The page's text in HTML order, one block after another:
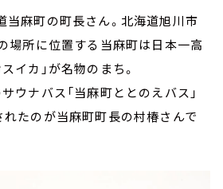
当麻町の町長さん。北海道旭川市
場所に位置する当麻町は日本一高
イカ」が名物のまち。
ウナバス「当麻町ととのえバス」
れたのが当麻町町長の村椿さんで